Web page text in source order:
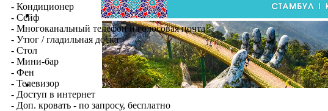
- Кондиционер
- Сейф
- Многоканальный телефон и голосовая почта
- Утюг / гладильная доска
- Стол
- Мини-бар
- Фен
- Телевизор
- Доступ в интернет
- Доп. кровать - по запросу, бесплатно